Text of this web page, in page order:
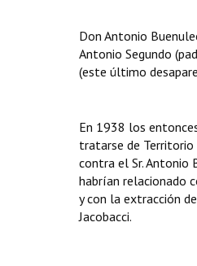
Don Antonio
Antonio Segundo
(este último
En 1938 los
tratarse de Territorio
contra el Sr. Antonio
habrían relacionado
y con la extracción
Jacobacci.